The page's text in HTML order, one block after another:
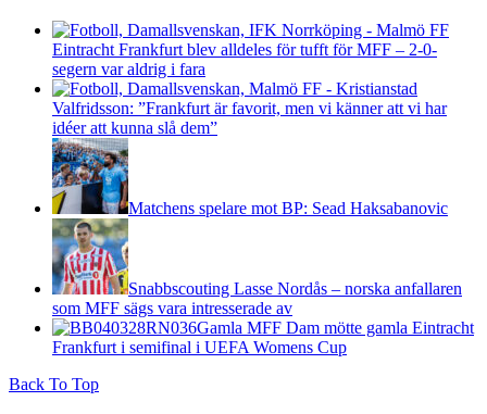
Eintracht Frankfurt blev alldeles för tufft för MFF – 2-0-
segern var aldrig i fara
Valfridsson: ”Frankfurt är favorit, men vi känner att vi har
idéer att kunna slå dem”
Matchens spelare mot BP: Sead Haksabanovic
Snabbscouting Lasse Nordås – norska anfallaren
som MFF sägs vara intresserade av
Gamla MFF Dam mötte gamla Eintracht
Frankfurt i semifinal i UEFA Womens Cup
Back To Top